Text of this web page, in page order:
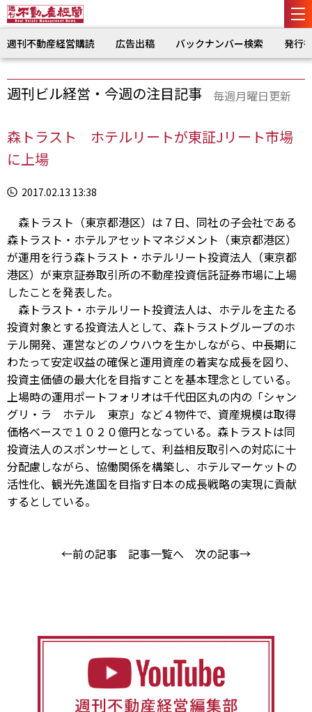
週刊不動産経営購読 広告出稿 バックナンバー検索 発行
週刊ビル経営・今週の注目記事 毎週月曜日更新
森トラスト ホテルリートが東証Jリート市場
に上場
2017.02.13 13:38
森トラスト（東京都港区）は７日、同社の子会社である
森トラスト・ホテルアセットマネジメント（東京都港区）
が運用を行う森トラスト・ホテルリート投資法人（東京都
港区）が東京証券取引所の不動産投資信託証券市場に上場
したことを発表した。
森トラスト・ホテルリート投資法人は、ホテルを主たる
投資対象とする投資法人として、森トラストグループのホ
テル開発、運営などのノウハウを生かしながら、中長期に
わたって安定収益の確保と運用資産の着実な成長を図り、
投資主価値の最大化を目指すことを基本理念としている。
上場時の運用ポートフォリオは千代田区丸の内の「シャン
グリ・ラ ホテル 東京」など４物件で、資産規模は取得
価格ベースで１０２０億円となっている。森トラストは同
投資法人のスポンサーとして、利益相反取引への対応に十
分配慮しながら、協働関係を構築し、ホテルマーケットの
活性化、観光先進国を目指す日本の成長戦略の実現に貢献
するとしている。
←前の記事 記事一覧へ 次の記事→